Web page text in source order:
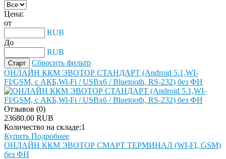
Цена:
от
RUB
До
RUB
Сбросить фильтр
ОНЛАЙН ККМ ЭВОТОР СТАНДАРТ (Android 5.1,WI-
FI/GSM, с АКБ,Wi-Fi / USBх6 / Bluetooth, RS-232) без ФН
Отзывов (0)
23680.00 RUB
Количество на складе:1
Купить Подробнее
ОНЛАЙН ККМ ЭВОТОР СМАРТ ТЕРМИНАЛ (WI-FI, GSM)
без ФН